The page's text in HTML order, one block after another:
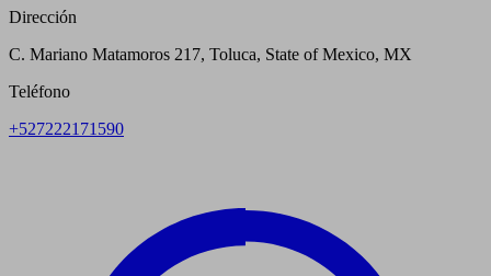
Dirección
C. Mariano Matamoros 217, Toluca, State of Mexico, MX
Teléfono
+527222171590